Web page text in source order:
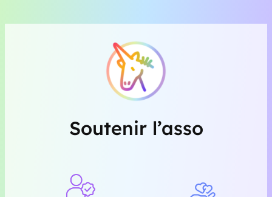
Soutenir l’asso